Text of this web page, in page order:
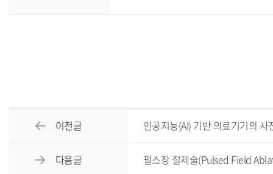
이전글 인공지능(AI) 기반 의료기기의
다음글 펄스장 절제술(Pulsed Field